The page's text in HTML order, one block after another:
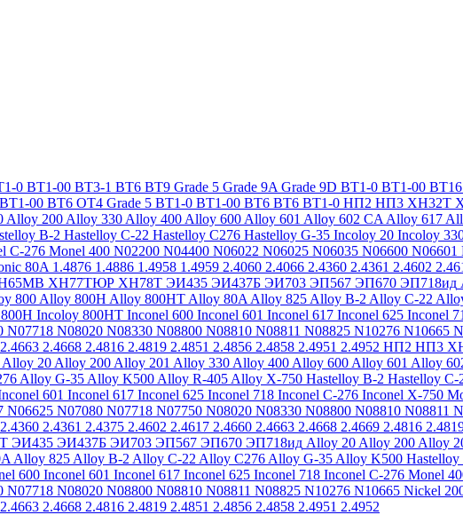
0 ВТ1-00 ВТ3-1 ВТ6 ВТ9 Grade 5 Grade 9A Grade 9D ВТ1-0 ВТ1-00 ВТ16
ВТ1-00 ВТ6 ОТ4 Grade 5 ВТ1-0 ВТ1-00 ВТ6 ВТ6 ВТ1-0 НП2 НП3 ХН32Т
Alloy 200 Alloy 330 Alloy 400 Alloy 600 Alloy 601 Alloy 602 CA Alloy 617
B-2 Hastelloy C-22 Hastelloy C276 Hastelloy G-35 Incoloy 20 Incoloy
C-276 Monel 400 N02200 N04400 N06022 N06025 N06035 N06600 N06601
80A 1.4876 1.4886 1.4958 1.4959 2.4060 2.4066 2.4360 2.4361 2.4602
ХН77ТЮР ХН78Т ЭИ435 ЭИ437Б ЭИ703 ЭП567 ЭП670 ЭП718ид
800 Alloy 800H Alloy 800HT Alloy 80A Alloy 825 Alloy B-2 Alloy C-22
Incoloy 800HT Inconel 600 Inconel 601 Inconel 617 Inconel 625 Inconel
N07718 N08020 N08330 N08800 N08810 N08811 N08825 N10276 N10665
2.4663 2.4668 2.4816 2.4819 2.4851 2.4856 2.4858 2.4951 2.4952 НП2 НП3
Alloy 20 Alloy 200 Alloy 201 Alloy 330 Alloy 400 Alloy 600 Alloy 601 Alloy
Alloy G-35 Alloy K500 Alloy R-405 Alloy X-750 Hastelloy B-2 Hastelloy C-
601 Inconel 617 Inconel 625 Inconel 718 Inconel C-276 Inconel X-750
N06625 N07080 N07718 N07750 N08020 N08330 N08800 N08810 N08811
2.4360 2.4361 2.4375 2.4602 2.4617 2.4660 2.4663 2.4668 2.4669 2.4816
ЭИ435 ЭИ437Б ЭИ703 ЭП567 ЭП670 ЭП718ид Alloy 20 Alloy 200 Alloy
Alloy 825 Alloy B-2 Alloy C-22 Alloy C276 Alloy G-35 Alloy K500 Hastelloy
600 Inconel 601 Inconel 617 Inconel 625 Inconel 718 Inconel C-276 Monel
N07718 N08020 N08800 N08810 N08811 N08825 N10276 N10665 Nickel
2.4663 2.4668 2.4816 2.4819 2.4851 2.4856 2.4858 2.4951 2.4952